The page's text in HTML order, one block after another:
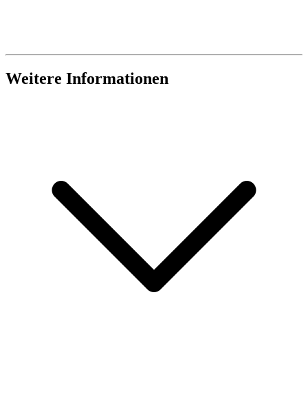
Weitere Informationen